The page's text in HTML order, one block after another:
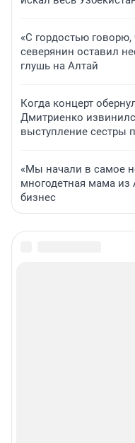
«С гордостью говорю,
северянин оставил
глушь на Алтай
Когда концерт
Дмитриенко
выступление сестры
«Мы начали в самое
многодетная мама из
бизнес